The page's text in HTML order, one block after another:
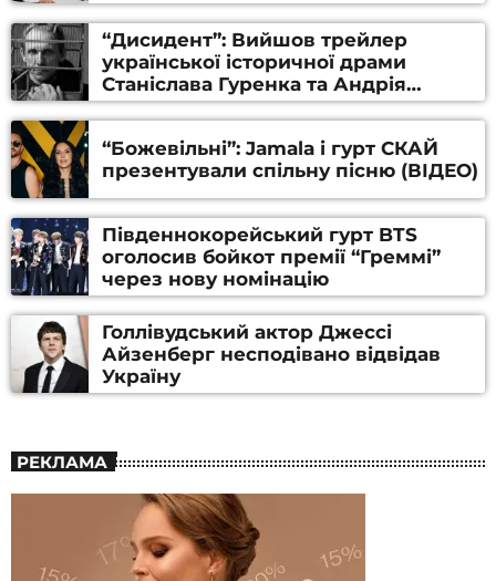
“Дисидент”: Вийшов трейлер
української історичної драми
Станіслава Гуренка та Андрія
Алфьорова (ВІДЕО)
“Божевільні”: Jamala і гурт СКАЙ
презентували спільну пісню (ВІДЕО)
Південнокорейський гурт BTS
оголосив бойкот премії “Греммі”
через нову номінацію
Голлівудський актор Джессі
Айзенберг несподівано відвідав
Україну
РЕКЛАМА